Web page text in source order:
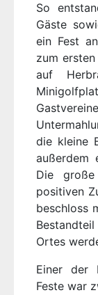
So
Gäste
ein Fest
zum
auf
die kleine
außerdem
Die
positiven
beschloss
Ortes
Einer der
Feste war